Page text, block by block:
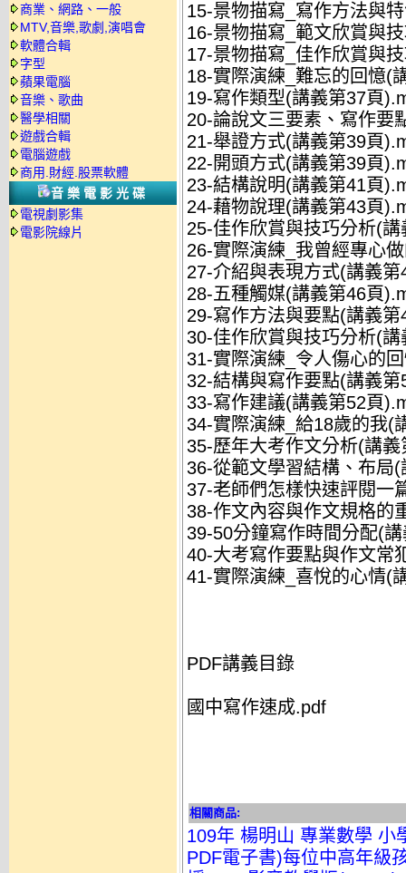
商業、網路、一般
MTV,音樂,歌劇,演唱會
軟體合輯
字型
蘋果電腦
音樂、歌曲
醫學相關
遊戲合輯
電腦遊戲
商用.財經.股票軟體
音樂電影光碟
電視劇影集
電影院線片
15-景物描寫_寫作方法與
16-景物描寫_範文欣賞與
17-景物描寫_佳作欣賞與
18-實際演練_難忘的回憶(
19-寫作類型(講義第37頁
20-論說文三要素、寫作要
21-舉證方式(講義第39頁
22-開頭方式(講義第39頁
23-結構說明(講義第41頁
24-藉物說理(講義第43頁
25-佳作欣賞與技巧分析(
26-實際演練_我曾經專心
27-介紹與表現方式(講義
28-五種觸媒(講義第46頁
29-寫作方法與要點(講義
30-佳作欣賞與技巧分析(
31-實際演練_令人傷心的
32-結構與寫作要點(講義
33-寫作建議(講義第52頁
34-實際演練_給18歲的我(
35-歷年大考作文分析(講
36-從範文學習結構、布局
37-老師們怎樣快速評閱一
38-作文內容與作文規格的
39-50分鐘寫作時間分配(
40-大考寫作要點與作文常
41-實際演練_喜悅的心情(
PDF講義目錄
國中寫作速成.pdf
相關商品:
109年 楊明山 專業數學 小
PDF電子書)每位中高年級